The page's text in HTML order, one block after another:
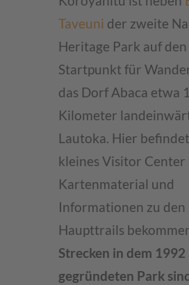
Taveuni der zweite
Heritage Park auf
Startpunkt für
das Dorf Abaca etwa
Kilometer
Lautoka. Hier
kleines Visitor Center
Kartenmaterial und
Informationen zu den
Haupttrails
Strecken in dem 1992
gegründeten Park